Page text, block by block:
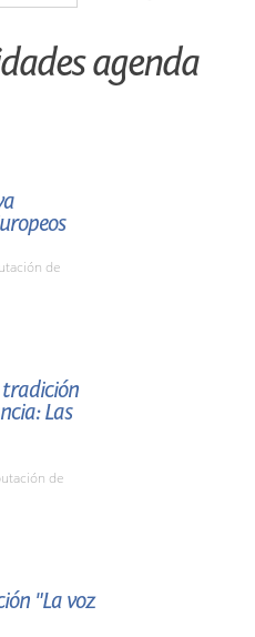
agenda
de
tradición
Las
de
"La voz